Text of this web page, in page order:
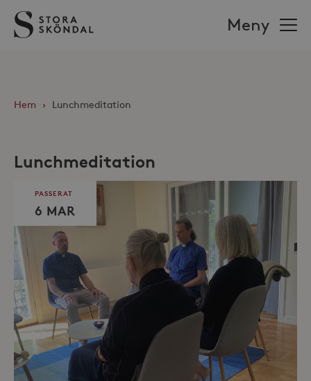
Stora
Sköndal
Meny
Hem › Lunchmeditation
Lunchmeditation
PASSERAT
6 MAR